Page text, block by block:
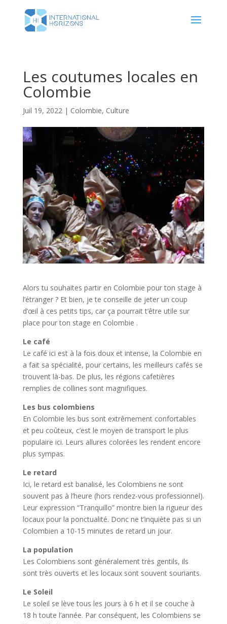
Les coutumes locales en
Colombie
Juil 19, 2022| Colombie, Culture
Alors tu souhaites partir en Colombie pour ton stage à
l’étranger ? Et bien, je te conseille de jeter un coup
d’œil à ces petits tips, car ça pourrait t’être utile sur
place pour ton stage en Colombie .
Le café
Le café ici est à la fois doux et intense, la Colombie en
a fait sa spécialité, pour certains, les meilleurs cafés se
trouvent là-bas. De plus, les régions cafetières
remplies de collines sont magnifiques.
Les bus colombiens
En Colombie les bus sont extrêmement confortables
et peu coûteux, c’est le moyen de transport le plus
populaire ici. Leurs allures colorées les rendent encore
plus sympas.
Le retard
Ici, le retard est banalisé, les Colombiens ne sont
souvent pas à l’heure (hors rendez-vous professionnel).
Leur expression “Tranquillo” montre bien la rigueur des
locaux pour la ponctualité. Donc ne t’inquiète pas si un
Colombien a 10-15 minutes de retard un jour.
La population
Les Colombiens sont généralement très gentils, ils
sont très ouverts et les locaux sont souvent souriants.
Le Soleil
Le soleil se lève tous les jours à 6 h et il se couche à
18 h toute l’année. Par conséquent, les Colombiens se